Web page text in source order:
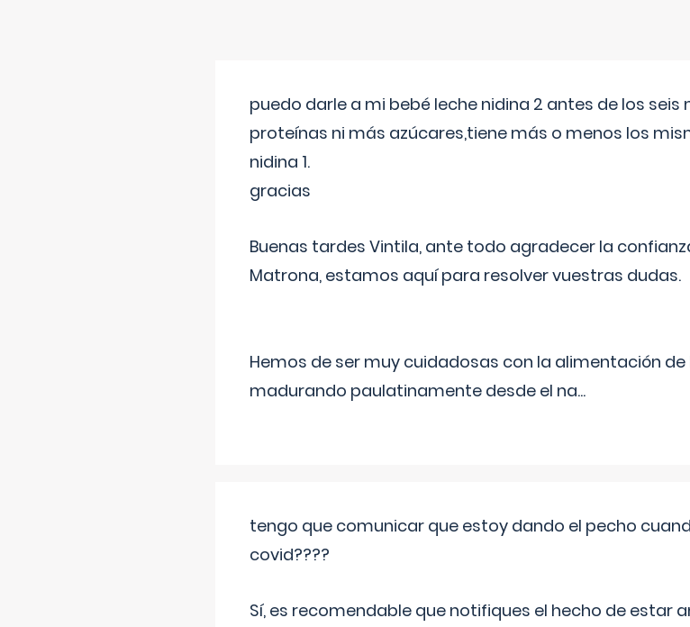
puedo darle a mi bebé leche nidina 2 antes de los
proteínas ni más azúcares,tiene más o menos los
nidina 1.
gracias
Buenas tardes Vintila, ante todo agradecer la
Matrona, estamos aquí para resolver vuestras dudas.
Hemos de ser muy cuidadosas con la alimentación
madurando paulatinamente desde el na...
tengo que comunicar que estoy dando el pecho
covid????
Sí, es recomendable que notifiques el hecho de